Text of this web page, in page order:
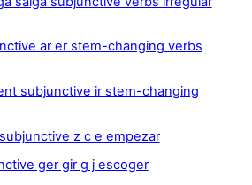
ar er stem-changing verbs
subjunctive ir stem-changing
z c e empezar
ger gir g j escoger